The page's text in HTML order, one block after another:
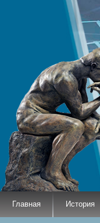
Главная История